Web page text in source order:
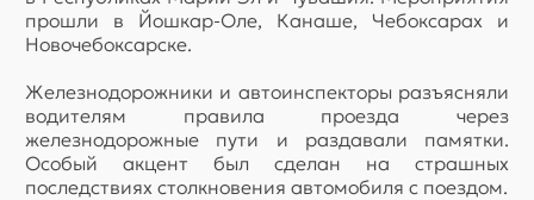
прошли в Йошкар-Оле, Канаше, Чебоксарах и
Новочебоксарске.
Железнодорожники и автоинспекторы разъясняли
водителям правила проезда через
железнодорожные пути и раздавали памятки.
Особый акцент был сделан на страшных
последствиях столкновения автомобиля с поездом.